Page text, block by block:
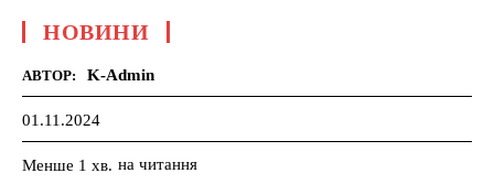
НОВИНИ
АВТОР: K-Admin
01.11.2024
Менше 1 хв. на читання